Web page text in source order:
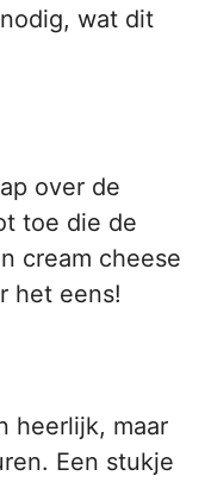
wat dit
over de
toe die de
cream cheese
het eens!
heerlijk, maar
Een stukje